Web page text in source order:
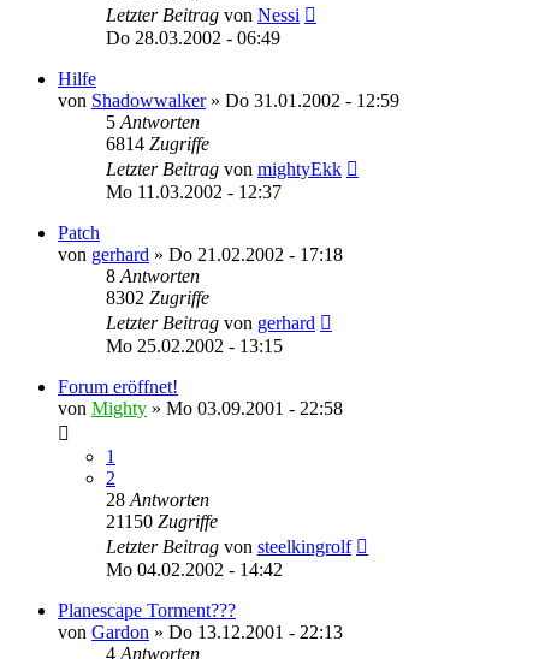
Letzter Beitrag von Nessi
Do 28.03.2002 - 06:49
Hilfe
von Shadowwalker» Do 31.01.2002 - 12:59
5 Antworten
6814 Zugriffe
Letzter Beitrag von mightyEkk
Mo 11.03.2002 - 12:37
Patch
von gerhard » Do 21.02.2002 - 17:18
8 Antworten
8302 Zugriffe
Letzter Beitrag von gerhard
Mo 25.02.2002 - 13:15
Forum eröffnet!
von Mighty » Mo 03.09.2001 - 22:58
1
2
28 Antworten
21150 Zugriffe
Letzter Beitrag von steelkingrolf
Mo 04.02.2002 - 14:42
Planescape Torment???
von Gardon » Do 13.12.2001 - 22:13
4 Antworten